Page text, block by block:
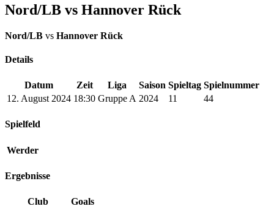
Nord/LB vs Hannover Rück
Nord/LB vs Hannover Rück
Details
Datum Zeit Liga Saison Spieltag Spielnummer
12. August 2024 18:30 Gruppe A 2024 11 44
Spielfeld
Werder
Ergebnisse
Club
Goals